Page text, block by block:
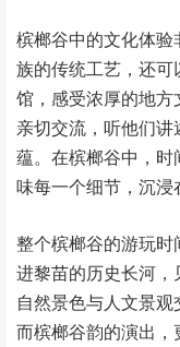
槟榔谷中的文化体
族的传统工艺，还
馆，感受浓厚的地
亲切交流，听他们
蕴。在槟榔谷中，
味每一个细节，沉浸
整个槟榔谷的游玩
进黎苗的历史长河
自然景色与人文景观
而槟榔谷韵的演出